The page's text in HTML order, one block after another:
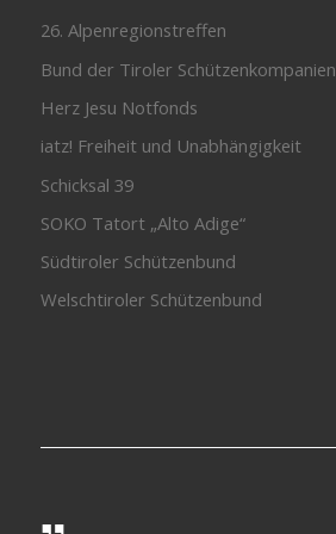
26. Alpenregionstreffen
Bund der Tiroler Schützenkompanien
Herz Jesu Notfonds
iatz! Freiheit und Unabhängigkeit
Schicksal 39
SOKO Tatort „Alto Adige“
Südtiroler Schützenbund
Welschtiroler Schützenbund